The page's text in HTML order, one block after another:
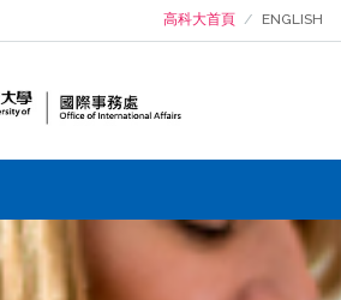
高科大首頁 ENGLISH